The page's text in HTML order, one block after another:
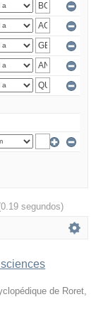
segundos)
de Roret